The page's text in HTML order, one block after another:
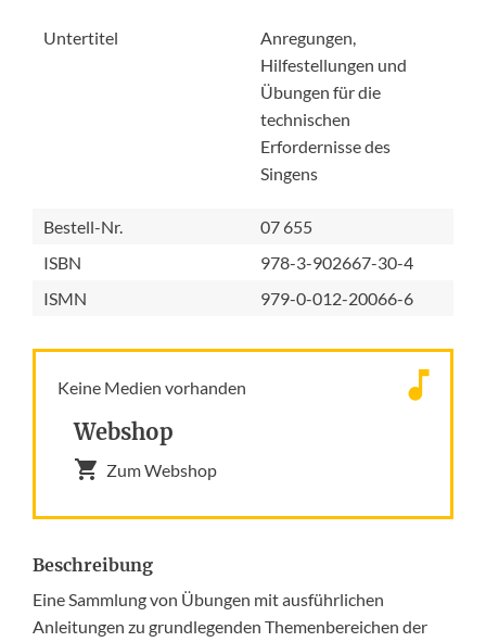
Untertitel
Anregungen,
Hilfestellungen und
Übungen für die
technischen
Erfordernisse des
Singens
Bestell-Nr.
07 655
ISBN
978-3-902667-30-4
ISMN
979-0-012-20066-6
Keine Medien vorhanden
Webshop
Zum Webshop
Beschreibung
Eine Sammlung von Übungen mit ausführlichen
Anleitungen zu grundlegenden Themenbereichen der